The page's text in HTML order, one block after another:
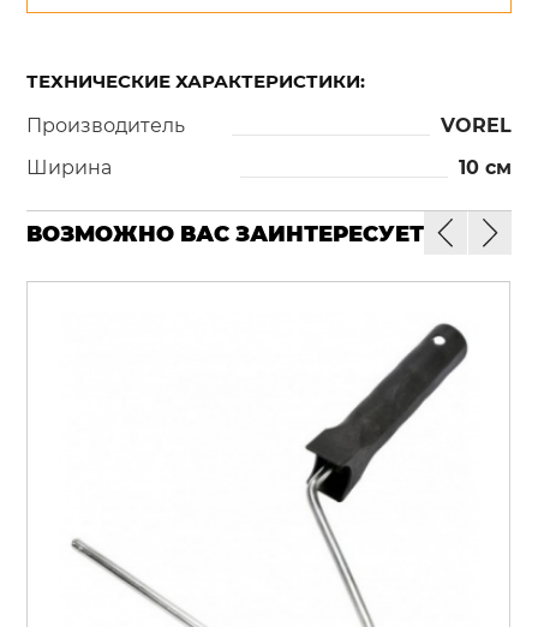
ТЕХНИЧЕСКИЕ ХАРАКТЕРИСТИКИ:
Производитель
VOREL
Ширина
10 см
ВОЗМОЖНО ВАС ЗАИНТЕРЕСУЕТ